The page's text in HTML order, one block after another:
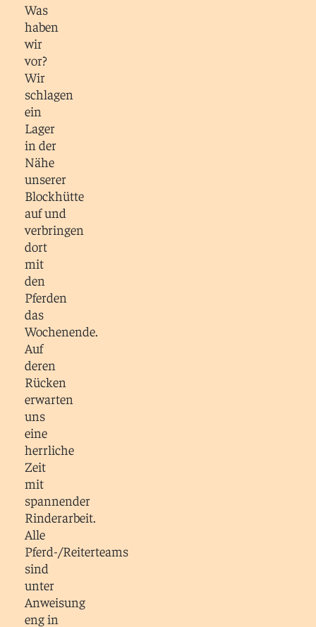
Was
haben
wir
vor?
Wir
schlagen
ein
Lager
in der
Nähe
unserer
Blockhütte
auf und
verbringen
dort
mit
den
Pferden
das
Wochenende.
Auf
deren
Rücken
erwarten
uns
eine
herrliche
Zeit
mit
spannender
Rinderarbeit.
Alle
Pferd-/Reiterteams
sind
unter
Anweisung
eng in